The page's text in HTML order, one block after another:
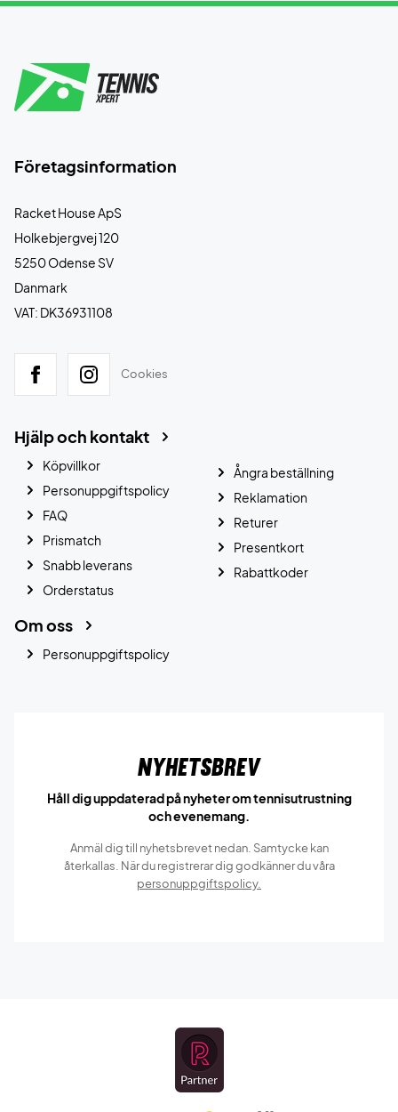
Företagsinformation
Racket House ApS
Holkebjergvej 120
5250 Odense SV
Danmark
VAT: DK36931108
Cookies
Hjälp och kontakt
Köpvillkor
Personuppgiftspolicy
FAQ
Prismatch
Snabb leverans
Orderstatus
Ångra beställning
Reklamation
Returer
Presentkort
Rabattkoder
Om oss
Personuppgiftspolicy
Nyhetsbrev
Håll dig uppdaterad på nyheter om tennisutrustning
och evenemang.
Anmäl dig till nyhetsbrevet nedan. Samtycke kan
återkallas. När du registrerar dig godkänner du våra
personuppgiftspolicy.